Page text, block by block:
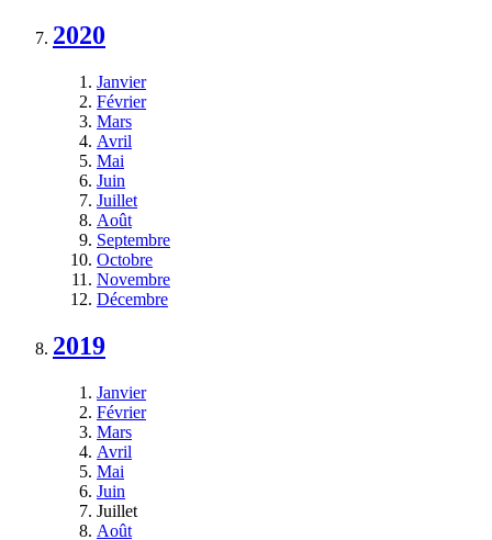
2020
Janvier
Février
Mars
Avril
Mai
Juin
Juillet
Août
Septembre
Octobre
Novembre
Décembre
2019
Janvier
Février
Mars
Avril
Mai
Juin
Juillet
Août